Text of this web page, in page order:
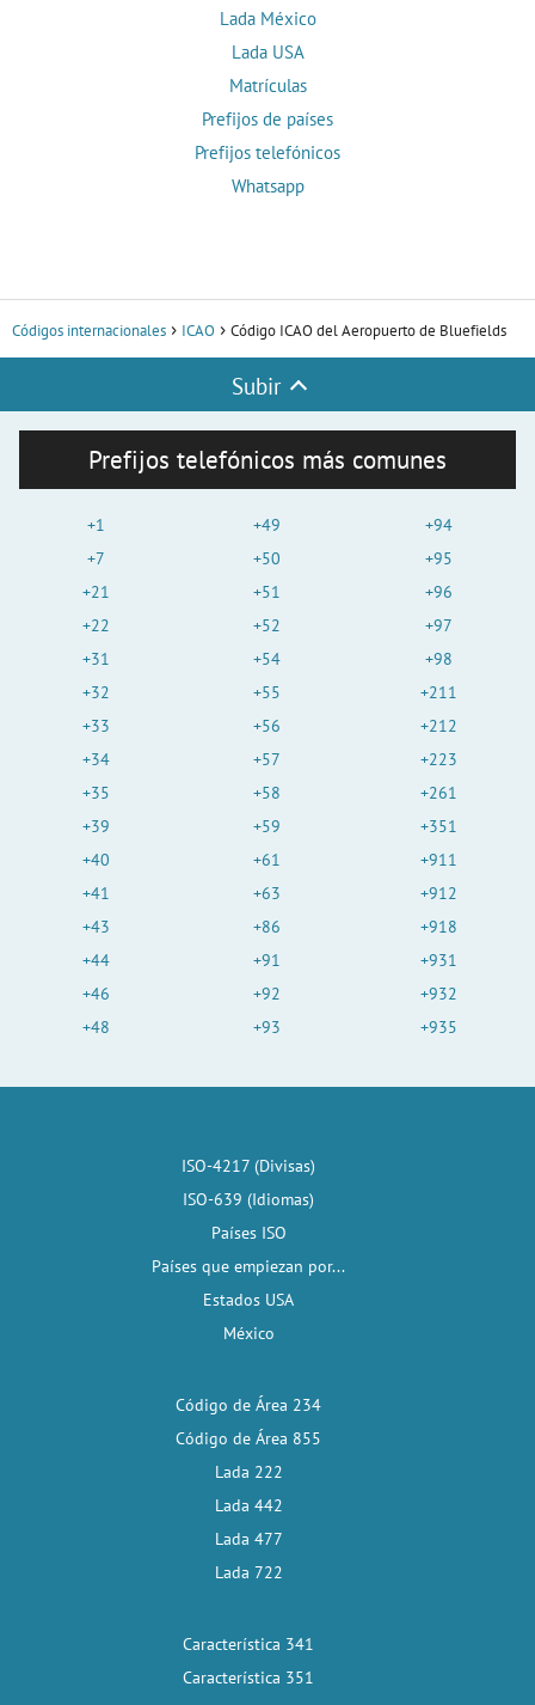
Lada México
Lada USA
Matrículas
Prefijos de países
Prefijos telefónicos
Whatsapp
Códigos internacionales ICAO Código ICAO del Aeropuerto de Bluefields
Subir
Prefijos telefónicos más comunes
+1
+7
+21
+22
+31
+32
+33
+34
+35
+39
+40
+41
+43
+44
+46
+48
+49
+50
+51
+52
+54
+55
+56
+57
+58
+59
+61
+63
+86
+91
+92
+93
+94
+95
+96
+97
+98
+211
+212
+223
+261
+351
+911
+912
+918
+931
+932
+935
ISO-4217 (Divisas)
ISO-639 (Idiomas)
Países ISO
Países que empiezan por...
Estados USA
México
Código de Área 234
Código de Área 855
Lada 222
Lada 442
Lada 477
Lada 722
Característica 341
Característica 351